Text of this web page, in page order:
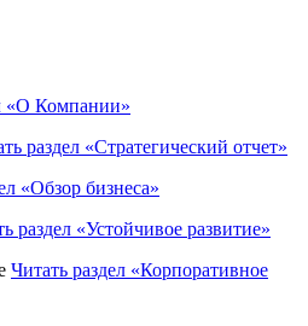
«О Компании»
раздел «Стратегический отчет»
«Обзор бизнеса»
раздел «Устойчивое развитие»
Читать раздел «Корпоративное